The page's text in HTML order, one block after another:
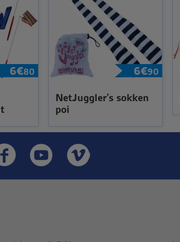
6€80 6€90
NetJuggler's sokken
poi